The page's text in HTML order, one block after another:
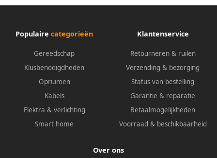
Populaire categorieën
Gereedschap
Klusbenodigdheden
Opruimen
Kabels
Elektra & verlichting
Smart home
Klantenservice
Retourneren & ruilen
Verzending & bezorging
Status van bestelling
Garantie & reparatie
Betaalmogelijkheden
Voorraad & beschikbaarheid
Over ons